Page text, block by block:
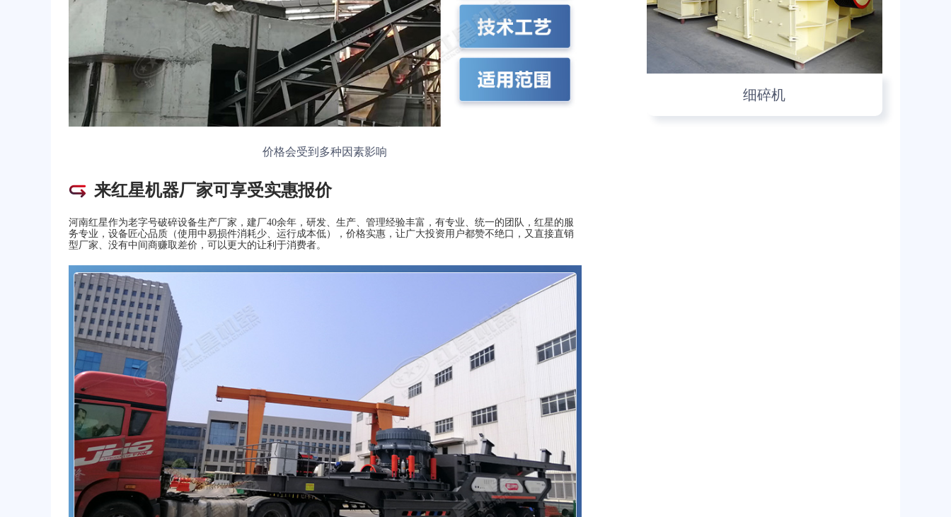
价格会受到多种因素影响
来红星机器厂家可享受实惠报价
河南红星作为老字号破碎设备生产厂家，建厂40余年，研发、生产、管理经验丰富，有专业、统一的团队，红星的服
务专业，设备匠心品质（使用中易损件消耗少、运行成本低），价格实惠，让广大投资用户都赞不绝口，又直接直销
型厂家、没有中间商赚取差价，可以更大的让利于消费者。
细碎机